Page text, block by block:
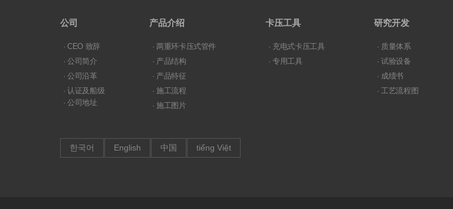
公司
· CEO 致辞
· 公司简介
· 公司沿革
· 认证及船级
· 公司地址
产品介绍
· 两重环卡压式管件
· 产品结构
· 产品特征
· 施工流程
· 施工图片
卡压工具
· 充电式卡压工具
· 专用工具
研究开发
· 质量体系
· 试验设备
· 成绩书
· 工艺流程图
한국어 English 中国 tiếng Việt